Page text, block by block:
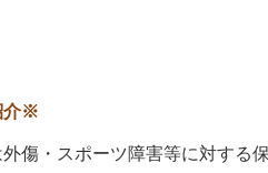
介※
傷・スポーツ障害等に対する